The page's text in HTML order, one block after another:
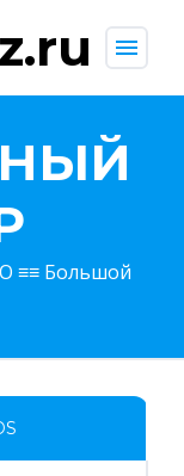
menu
≡≡ Большой